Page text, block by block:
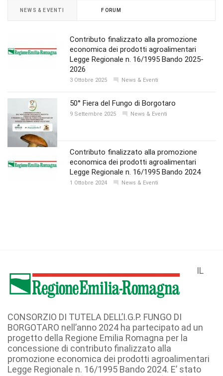
NEWS & EVENTI FORUM
Contributo finalizzato alla promozione
economica dei prodotti agroalimentari
Legge Regionale n. 16/1995 Bando 2025-
2026
3 Ottobre 2025 News & Eventi
50° Fiera del Fungo di Borgotaro
9 Settembre 2025 News & Eventi
Contributo finalizzato alla promozione
economica dei prodotti agroalimentari
Legge Regionale n. 16/1995 Bando 2024
1 Ottobre 2024 News & Eventi
IL
CONSORZIO DI TUTELA DELL’I.G.P. FUNGO DI
BORGOTARO nell’anno 2024 ha partecipato ad un
progetto della Regione Emilia Romagna per la
concessione di contributo finalizzato alla
promozione economica dei prodotti agroalimentari
Legge Regionale n. 16/1995 Bando 2024. E’ stato